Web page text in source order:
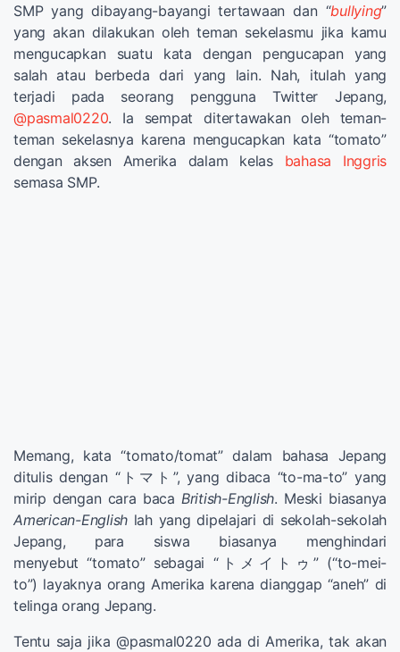
SMP yang dibayang-bayangi tertawaan dan “bullying”
yang akan dilakukan oleh teman sekelasmu jika kamu
mengucapkan suatu kata dengan pengucapan yang
salah atau berbeda dari yang lain. Nah, itulah yang
terjadi pada seorang pengguna Twitter Jepang,
@pasmal0220. Ia sempat ditertawakan oleh teman-
teman sekelasnya karena mengucapkan kata “tomato”
dengan aksen Amerika dalam kelas bahasa Inggris
semasa SMP.
Memang, kata “tomato/tomat” dalam bahasa Jepang
ditulis dengan “トマト”, yang dibaca “to-ma-to” yang
mirip dengan cara baca British-English. Meski biasanya
American-English lah yang dipelajari di sekolah-sekolah
Jepang, para siswa biasanya menghindari
menyebut “tomato” sebagai “トメイトゥ” (“to-mei-
to”) layaknya orang Amerika karena dianggap “aneh” di
telinga orang Jepang.
Tentu saja jika @pasmal0220 ada di Amerika, tak akan